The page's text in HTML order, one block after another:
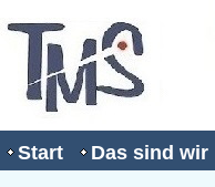
Start Das sind wir